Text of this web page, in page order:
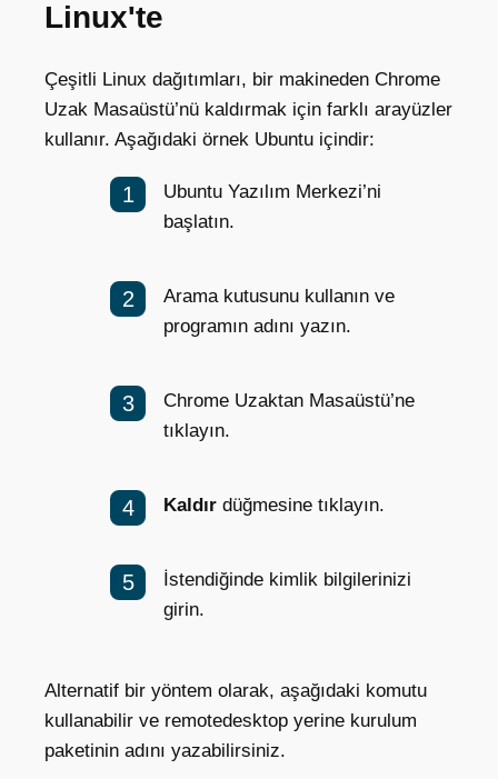
Linux'te
Çeşitli Linux dağıtımları, bir makineden Chrome
Uzak Masaüstü’nü kaldırmak için farklı arayüzler
kullanır. Aşağıdaki örnek Ubuntu içindir:
Ubuntu Yazılım Merkezi’ni
başlatın.
Arama kutusunu kullanın ve
programın adını yazın.
Chrome Uzaktan Masaüstü’ne
tıklayın.
Kaldır düğmesine tıklayın.
İstendiğinde kimlik bilgilerinizi
girin.
Alternatif bir yöntem olarak, aşağıdaki komutu
kullanabilir ve remotedesktop yerine kurulum
paketinin adını yazabilirsiniz.